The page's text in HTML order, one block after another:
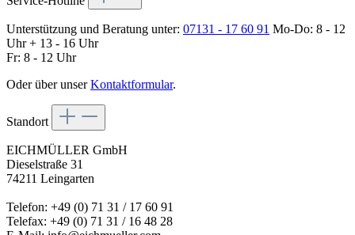
Unterstützung und Beratung unter: 07131 - 17 60 91 Mo-Do: 8 - 12
Uhr + 13 - 16 Uhr
Fr: 8 - 12 Uhr
Oder über unserKontaktformular.
Standort
EICHMÜLLER GmbH
Dieselstraße 31
74211 Leingarten
Telefon: +49 (0) 71 31 / 17 60 91
Telefax: +49 (0) 71 31 / 16 48 28